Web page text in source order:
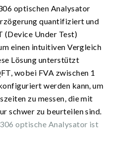
optischen Analysator
quantifiziert und
(Device Under Test)
einen intuitiven Vergleich
Lösung unterstützt
wobei FVA zwischen 1
werden kann, um
zu messen, die mit
schwer zu beurteilen sind.
optische Analysator ist